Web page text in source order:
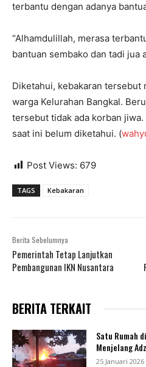
terbantu dengan adanya
“Alhamdulillah, merasa
bantuan sembako dan tadi jua
Diketahui, kebakaran tersebut
warga Kelurahan Bangkal.
tersebut tidak ada korban jiwa.
saat ini belum diketahui. (
Post Views: 679
TAGS Kebakaran
Berita Sebelumnya
Pemerintah Tetap Lanjutkan
Pembangunan IKN Nusantara
BERITA TERKAIT
Satu Rumah
Menjelang
25 Januari 2026